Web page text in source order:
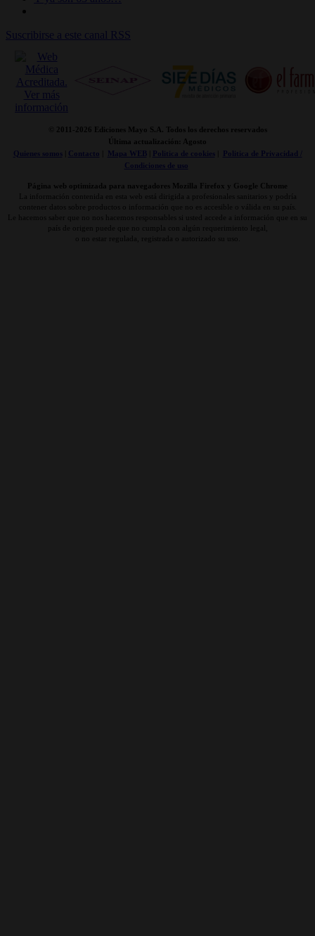
Suscribirse a este canal RSS
© 2011-2026 Ediciones Mayo S.A. Todos los derechos reservados
Última actualización: Agosto
Quienes somos| Contacto Mapa WEB| Politica de cookies|
Politica de Privacidad /
Condiciones de uso
Página web optimizada para navegadores Mozilla Firefox y Google Chrome
La información contenida en esta web está dirigida a profesionales sanitarios y podría
contener datos sobre productos o información que no es accesible o válida en su país.
Le hacemos saber que no nos hacemos responsables si usted accede a información que en su
país de origen puede que no cumpla con algún requerimiento legal,
o no estar regulada, registrada o autorizado su uso.